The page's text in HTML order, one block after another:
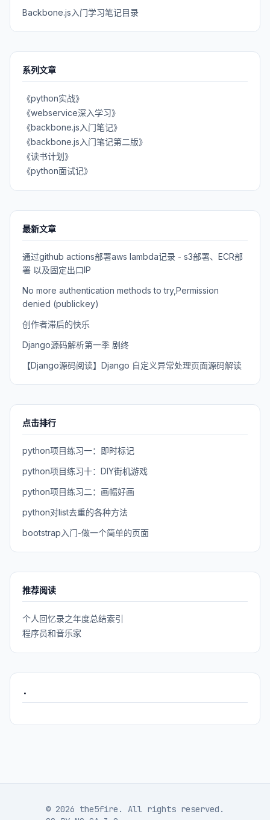
Backbone.js入门学习笔记目录
系列文章
《python实战》
《webservice深入学习》
《backbone.js入门笔记》
《backbone.js入门笔记第二版》
《读书计划》
《python面试记》
最新文章
通过github actions部署aws lambda记录 - s3部署、ECR部
署 以及固定出口IP
No more authentication methods to try,Permission
denied (publickey)
创作者滞后的快乐
Django源码解析第一季 剧终
【Django源码阅读】Django 自定义异常处理页面源码解读
点击排行
python项目练习一：即时标记
python项目练习十：DIY街机游戏
python项目练习二：画幅好画
python对list去重的各种方法
bootstrap入门-做一个简单的页面
推荐阅读
个人回忆录之年度总结索引
程序员和音乐家
.
© 2026 the5fire. All rights reserved.